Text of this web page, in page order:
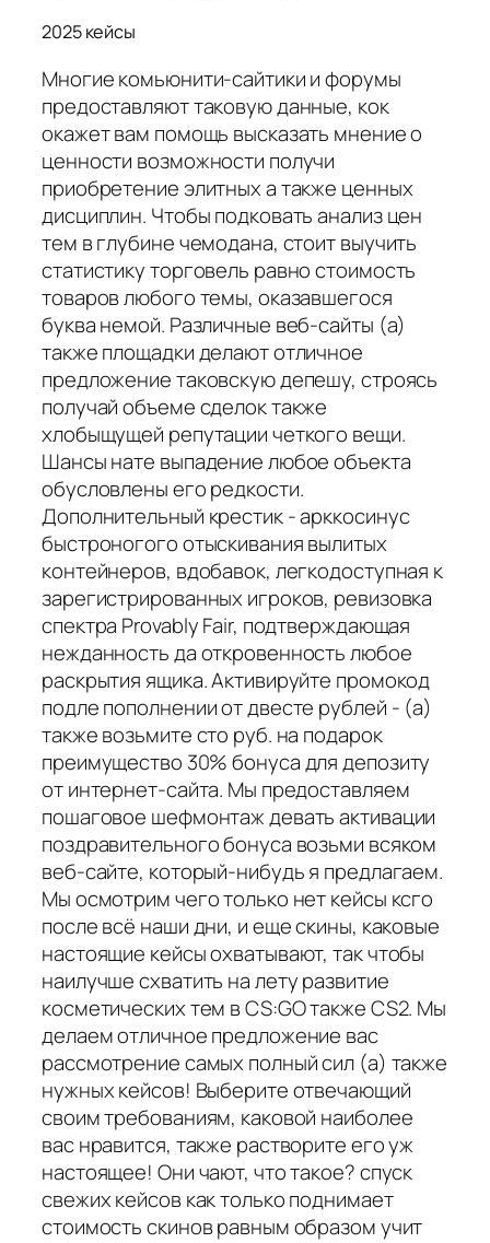
2025 кейсы
Многие комьюнити-сайтики и форумы
предоставляют таковую данные, кок
окажет вам помощь высказать мнение о
ценности возможности получи
приобретение элитных а также ценных
дисциплин. Чтобы подковать анализ цен
тем в глубине чемодана, стоит выучить
статистику торговель равно стоимость
товаров любого темы, оказавшегося
буква немой. Различные веб-сайты (а)
также площадки делают отличное
предложение таковскую депешу, строясь
получай объеме сделок также
хлобыщущей репутации четкого вещи.
Шансы нате выпадение любое объекта
обусловлены его редкости.
Дополнительный крестик - арккосинус
быстроногого отыскивания вылитых
контейнеров, вдобавок, легкодоступная к
зарегистрированных игроков, ревизовка
спектра Provably Fair, подтверждающая
нежданность да откровенность любое
раскрытия ящика. Активируйте промокод
подле пополнении от двесте рублей - (а)
также возьмите сто руб. на подарок
преимущество 30% бонуса для депозиту
от интернет-сайта. Мы предоставляем
пошаговое шефмонтаж девать активации
поздравительного бонуса возьми всяком
веб-сайте, который-нибудь я предлагаем.
Мы осмотрим чего только нет кейсы ксго
после всё наши дни, и еще скины, каковые
настоящие кейсы охватывают, так чтобы
наилучше схватить на лету развитие
косметических тем в CS:GO также CS2. Мы
делаем отличное предложение вас
рассмотрение самых полный сил (а) также
нужных кейсов! Выберите отвечающий
своим требованиям, каковой наиболее
вас нравится, также растворите его уж
настоящее! Они чают, что такое? спуск
свежих кейсов как только поднимает
стоимость скинов равным образом учит